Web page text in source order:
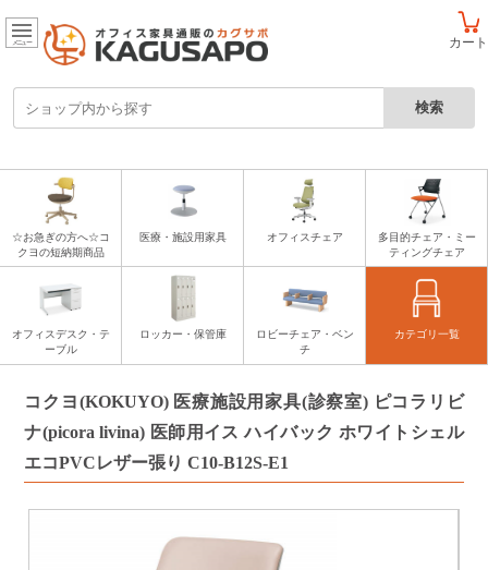
カート
メニュー
☆お急ぎの方へ☆コ
クヨの短納期商品
医療・施設用家具 オフィスチェア
多目的チェア・ミー
ティングチェア
オフィスデスク・テ
ーブル
ロッカー・保管庫
ロビーチェア・ベン
チ
カテゴリ一覧
コクヨ(KOKUYO) 医療施設用家具(診察室) ピコラリビ
ナ(picora livina) 医師用イス ハイバック ホワイトシェル
エコPVCレザー張り C10-B12S-E1